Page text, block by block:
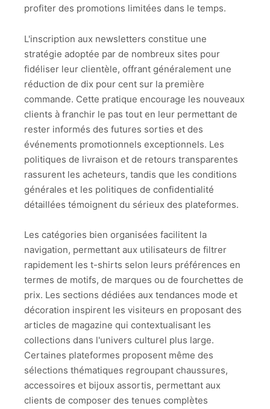
profiter des promotions limitées dans le temps.
L'inscription aux newsletters constitue une
stratégie adoptée par de nombreux sites pour
fidéliser leur clientèle, offrant généralement une
réduction de dix pour cent sur la première
commande. Cette pratique encourage les nouveaux
clients à franchir le pas tout en leur permettant de
rester informés des futures sorties et des
événements promotionnels exceptionnels. Les
politiques de livraison et de retours transparentes
rassurent les acheteurs, tandis que les conditions
générales et les politiques de confidentialité
détaillées témoignent du sérieux des plateformes.
Les catégories bien organisées facilitent la
navigation, permettant aux utilisateurs de filtrer
rapidement les t-shirts selon leurs préférences en
termes de motifs, de marques ou de fourchettes de
prix. Les sections dédiées aux tendances mode et
décoration inspirent les visiteurs en proposant des
articles de magazine qui contextualisant les
collections dans l'univers culturel plus large.
Certaines plateformes proposent même des
sélections thématiques regroupant chaussures,
accessoires et bijoux assortis, permettant aux
clients de composer des tenues complètes